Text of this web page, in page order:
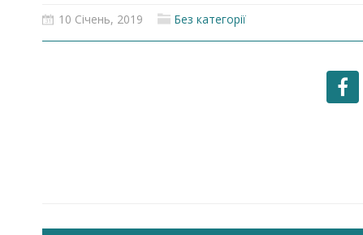
10 Січень, 2019 Без категорії